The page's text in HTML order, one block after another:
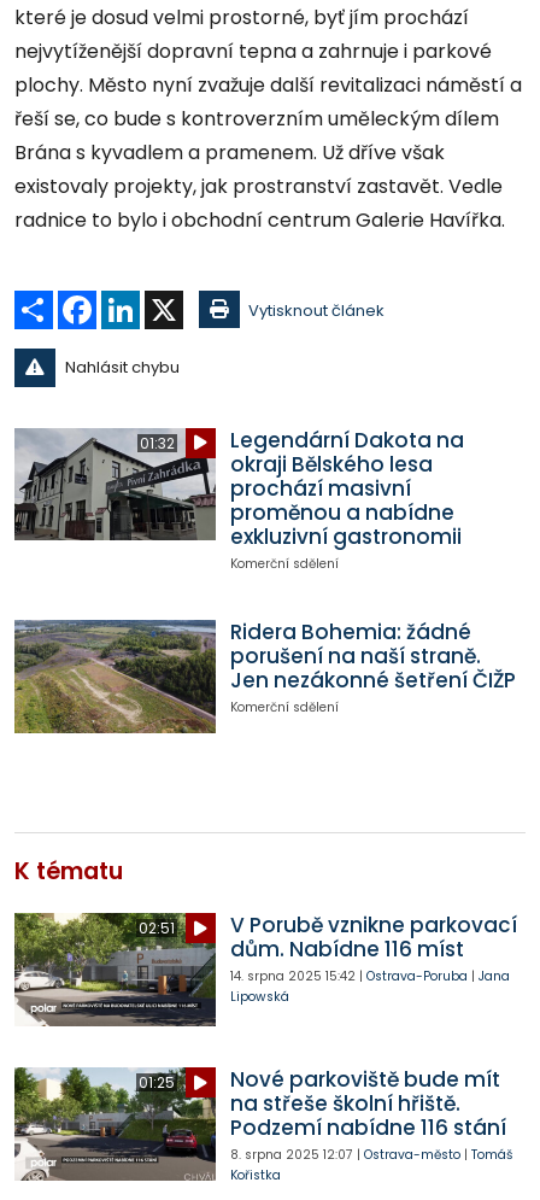
které je dosud velmi prostorné, byť jím prochází
nejvytíženější dopravní tepna a zahrnuje i parkové
plochy. Město nyní zvažuje další revitalizaci náměstí a
řeší se, co bude s kontroverzním uměleckým dílem
Brána s kyvadlem a pramenem. Už dříve však
existovaly projekty, jak prostranství zastavět. Vedle
radnice to bylo i obchodní centrum Galerie Havířka.
Sdílet Facebook
LinkedIn Vytisknout článek
Nahlásit chybu
01:32
Legendární Dakota na
okraji Bělského lesa
prochází masivní
proměnou a nabídne
exkluzivní gastronomii
Komerční sdělení
Ridera Bohemia: žádné
porušení na naší straně.
Jen nezákonné šetření ČIŽP
Komerční sdělení
K tématu
02:51
V Porubě vznikne parkovací
dům. Nabídne 116 míst
14. srpna 2025 15:42| Ostrava-Poruba | Jana
Lipowská
01:25
Nové parkoviště bude mít
na střeše školní hřiště.
Podzemí nabídne 116 stání
8. srpna 2025 12:07 | Ostrava-město| Tomáš
Kořistka